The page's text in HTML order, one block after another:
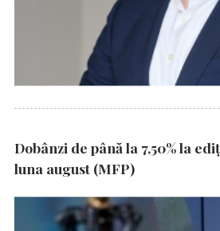
Dobânzi de până la 7,50% la
luna august (MFP)